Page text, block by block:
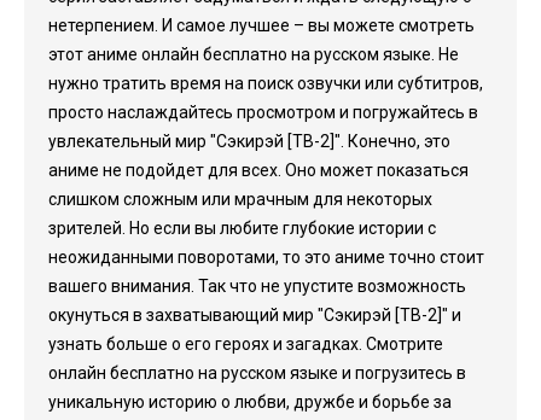
нетерпением. И самое лучшее – вы можете смотреть
этот аниме онлайн бесплатно на русском языке. Не
нужно тратить время на поиск озвучки или субтитров,
просто наслаждайтесь просмотром и погружайтесь в
увлекательный мир "Сэкирэй [ТВ-2]". Конечно, это
аниме не подойдет для всех. Оно может показаться
слишком сложным или мрачным для некоторых
зрителей. Но если вы любите глубокие истории с
неожиданными поворотами, то это аниме точно стоит
вашего внимания. Так что не упустите возможность
окунуться в захватывающий мир "Сэкирэй [ТВ-2]" и
узнать больше о его героях и загадках. Смотрите
онлайн бесплатно на русском языке и погрузитесь в
уникальную историю о любви, дружбе и борьбе за